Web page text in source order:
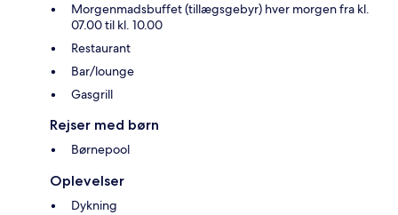
Morgenmadsbuffet (tillægsgebyr) hver morgen fra kl.
07.00 til kl. 10.00
Restaurant
Bar/lounge
Gasgrill
Rejser med børn
Børnepool
Oplevelser
Dykning